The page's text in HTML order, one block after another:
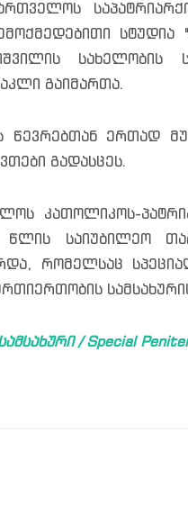
გაიმართა.
წევრებთან ერთად
გადასცეს.
კათოლიკოს-
საიუბილეო
რომელსაც
/ Special